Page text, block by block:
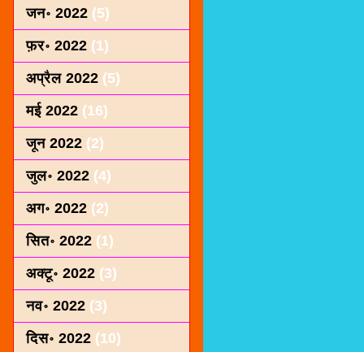
जन॰ 2022 (5)
फ़र॰ 2022 (1)
अप्रैल 2022 (5)
मई 2022 (16)
जून 2022 (2)
जुल॰ 2022 (4)
अग॰ 2022 (2)
सित॰ 2022 (1)
अक्टू॰ 2022 (3)
नव॰ 2022 (3)
दिस॰ 2022 (10)